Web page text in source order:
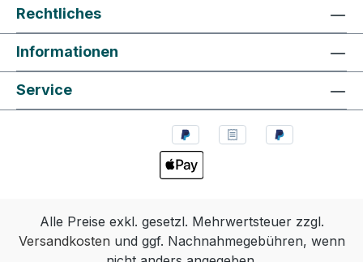
Rechtliches
Informationen
Service
Alle Preise exkl. gesetzl. Mehrwertsteuer zzgl.
Versandkosten und ggf. Nachnahmegebühren, wenn